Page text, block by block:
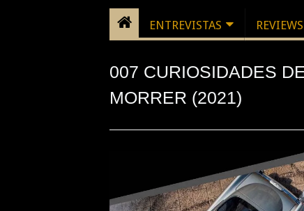
ENTREVISTAS REVIEWS
007 CURIOSIDADES
MORRER (2021)